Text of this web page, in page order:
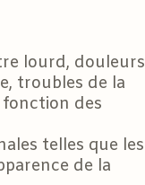
lourd, douleurs
troubles de la
fonction des
telles que les
de la